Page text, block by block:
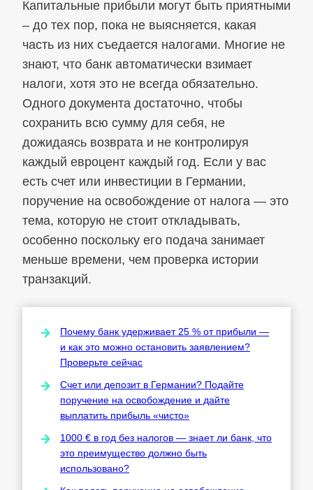
Капитальные прибыли могут быть приятными
– до тех пор, пока не выясняется, какая
часть из них съедается налогами. Многие не
знают, что банк автоматически взимает
налоги, хотя это не всегда обязательно.
Одного документа достаточно, чтобы
сохранить всю сумму для себя, не
дожидаясь возврата и не контролируя
каждый евроцент каждый год. Если у вас
есть счет или инвестиции в Германии,
поручение на освобождение от налога — это
тема, которую не стоит откладывать,
особенно поскольку его подача занимает
меньше времени, чем проверка истории
транзакций.
Почему банк удерживает 25 % от прибыли —
и как это можно остановить заявлением?
Проверьте сейчас
Счет или депозит в Германии? Подайте
поручение на освобождение и дайте
выплатить прибыль «чисто»
1000 € в год без налогов — знает ли банк, что
это преимущество должно быть
использовано?